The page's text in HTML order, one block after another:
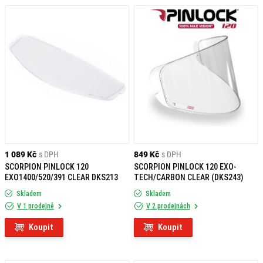
Štíty jsou k dispozici v
univerzálních verzích, které se hodí k různým přilbám, a také
ve specifických modelech určených pro konkrétní značky a
Většinu plexi štítů lze snadno vyměnit, což
umožňuje rychlou a snadnou údržbu nebo přizpůsobení
přilby a motocyklu a poskytovaly nejen funkční, ale i estetickou
hodnotu.
Různé barvy a vzory:
K dispozici je celá řada barev a vzorů,
což jezdcům umožňuje přizpůsobit vzhled výstroje osobním
preferencím.
Pohodlí a funkčnost:
1 089 Kč s DPH
SCORPION PINLOCK 120
EXO1400/520/391 CLEAR DKS213
Skladem
V 1 prodejně
Koupit
849 Kč s DPH
SCORPION PINLOCK 120 EXO-
TECH/CARBON CLEAR (DKS243)
Skladem
V 2 prodejnách
Koupit